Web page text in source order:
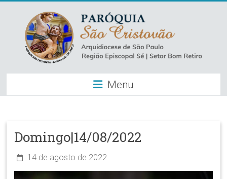
content
Paróquia
São
–
Luz
Arquidiocese
Menu
Domingo|14/08/2022
14 de agosto de 2022